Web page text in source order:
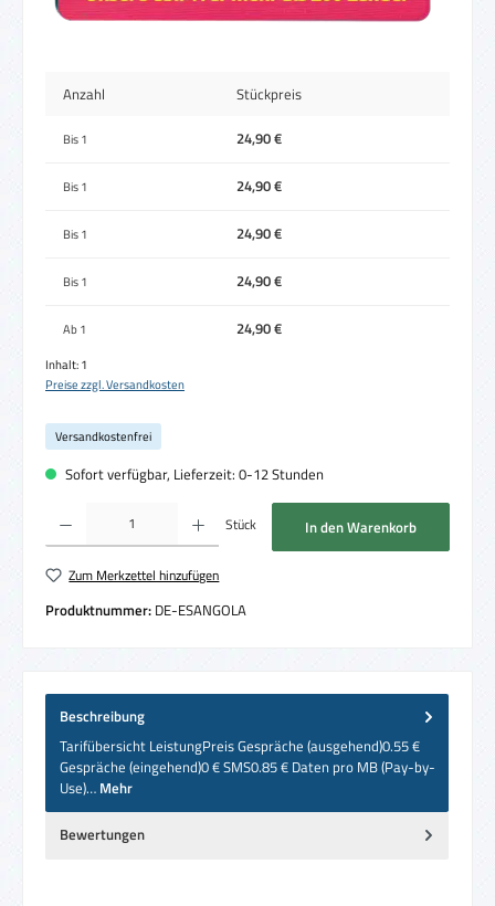
Anzahl Stückpreis
Bis1 24,90 €
Bis1 24,90 €
Bis1 24,90 €
Bis1 24,90 €
Ab1 24,90 €
Inhalt:1
Preise zzgl. Versandkosten
Versandkostenfrei
Sofort verfügbar, Lieferzeit: 0-12 Stunden
Produkt Anzahl: Gib den gewünschten Wert ein oder benutze die Schaltflächen um
Stück In den Warenkorb
Zum Merkzettel hinzufügen
Produktnummer: DE-ESANGOLA
Beschreibung
Tarifübersicht LeistungPreis Gespräche (ausgehend)0.55 €
Gespräche (eingehend)0 € SMS0.85 € Daten pro MB (Pay-by-
Use)… Mehr
Bewertungen